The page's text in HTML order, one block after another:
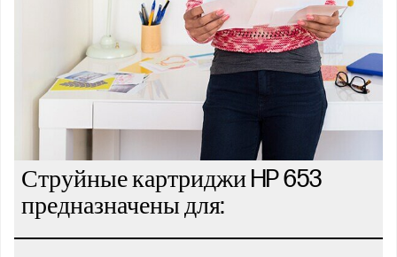
Струйные картриджи HP 653
предназначены для: